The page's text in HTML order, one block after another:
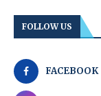
FOLLOW US
FACEBOOK